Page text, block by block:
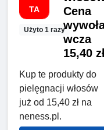
TA
Użyto 1 razy
Cena
wcza
15,40
Kup te produkty do
pielęgnacji włosów
już od 15,40 zł na
neness.pl.